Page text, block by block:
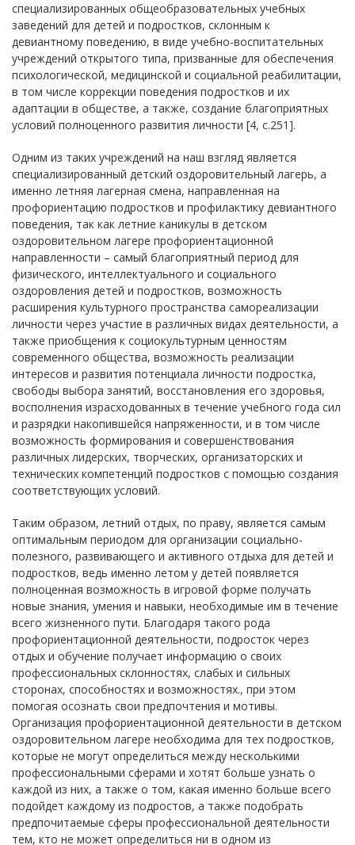
специализированных общеобразовательных учебных
заведений для детей и подростков, склонным к
девиантному поведению, в виде учебно-воспитательных
учреждений открытого типа, призванные для обеспечения
психологической, медицинской и социальной реабилитации,
в том числе коррекции поведения подростков и их
адаптации в обществе, а также, создание благоприятных
условий полноценного развития личности [4, с.251].
Одним из таких учреждений на наш взгляд является
специализированный детский оздоровительный лагерь, а
именно летняя лагерная смена, направленная на
профориентацию подростков и профилактику девиантного
поведения, так как летние каникулы в детском
оздоровительном лагере профориентационной
направленности – самый благоприятный период для
физического, интеллектуального и социального
оздоровления детей и подростков, возможность
расширения культурного пространства самореализации
личности через участие в различных видах деятельности, а
также приобщения к социокультурным ценностям
современного общества, возможность реализации
интересов и развития потенциала личности подростка,
свободы выбора занятий, восстановления его здоровья,
восполнения израсходованных в течение учебного года сил
и разрядки накопившейся напряженности, и в том числе
возможность формирования и совершенствования
различных лидерских, творческих, организаторских и
технических компетенций подростков с помощью создания
соответствующих условий.
Таким образом, летний отдых, по праву, является самым
оптимальным периодом для организации социально-
полезного, развивающего и активного отдыха для детей и
подростков, ведь именно летом у детей появляется
полноценная возможность в игровой форме получать
новые знания, умения и навыки, необходимые им в течение
всего жизненного пути. Благодаря такого рода
профориентационной деятельности, подросток через
отдых и обучение получает информацию о своих
профессиональных склонностях, слабых и сильных
сторонах, способностях и возможностях., при этом
помогая осознать свои предпочтения и мотивы.
Организация профориентационной деятельности в детском
оздоровительном лагере необходима для тех подростков,
которые не могут определиться между несколькими
профессиональными сферами и хотят больше узнать о
каждой из них, а также о том, какая именно больше всего
подойдет каждому из подростов, а также подобрать
предпочитаемые сферы профессиональной деятельности
тем, кто не может определиться ни в одном из